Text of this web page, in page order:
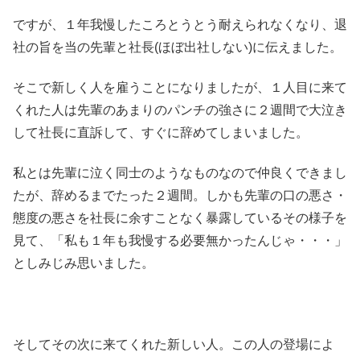
ですが、１年我慢したころとうとう耐えられなくなり、退
社の旨を当の先輩と社長(ほぼ出社しない)に伝えました。
そこで新しく人を雇うことになりましたが、１人目に来て
くれた人は先輩のあまりのパンチの強さに２週間で大泣き
して社長に直訴して、すぐに辞めてしまいました。
私とは先輩に泣く同士のようなものなので仲良くできまし
たが、辞めるまでたった２週間。しかも先輩の口の悪さ・
態度の悪さを社長に余すことなく暴露しているその様子を
見て、「私も１年も我慢する必要無かったんじゃ・・・」
としみじみ思いました。
そしてその次に来てくれた新しい人。この人の登場によ